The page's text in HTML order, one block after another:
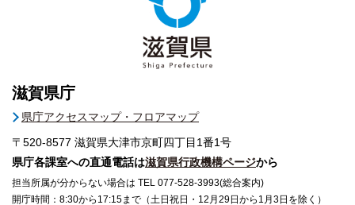
滋賀県庁
県庁アクセスマップ・フロアマップ
〒520-8577 滋賀県大津市京町四丁目1番1号
県庁各課室への直通電話は滋賀県行政機構ページから
担当所属が分からない場合は TEL 077-528-3993(総合案内)
開庁時間：8:30から17:15まで（土日祝日・12月29日から1月3日を除く）